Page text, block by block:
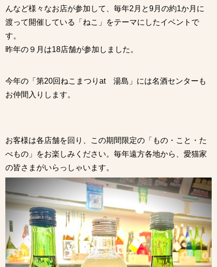
んなど様々なお店が参加して、毎年2月と9月の約1か月に
渡って開催している「ねこ」をテーマにしたイベントで
す。
昨年の９月は18店舗が参加しました。
今年の「第20回ねこまつりat 湯島」には名酒センターも
お仲間入りします。
お客様は各店舗を回り、この期間限定の「もの・こと・た
べもの」をお楽しみください。毎年遠方各地から、愛猫家
の皆さまがいらっしゃいます。